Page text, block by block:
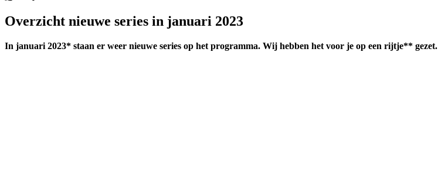
Overzicht nieuwe series in januari 2023
In januari 2023* staan er weer nieuwe series op het programma. Wij hebben het voor je op een rijtje** gezet.